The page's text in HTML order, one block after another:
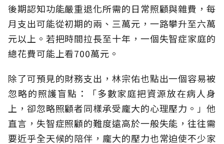
後期認知功能嚴重退化所需的日常照顧與雜費，每
月支出可能從初期的兩、三萬元，一路攀升至六萬
元以上。若把時間拉長至十年，一個失智症家庭的
總花費可能上看700萬元。
除了可預見的財務支出，林宗佑也點出一個容易被
忽略的照護盲點：「多數家庭把資源放在病人身
上，卻忽略照顧者同樣承受龐大的心理壓力。」他
直言，失智症照顧的難度遠高於一般失能，往往需
要近乎全天候的陪伴，龐大的壓力也常迫使不少家